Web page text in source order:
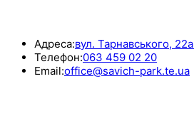
Адреса:вул. Тарнавського,
Телефон:063 459 02 20
Email:office@savich-park.te.ua